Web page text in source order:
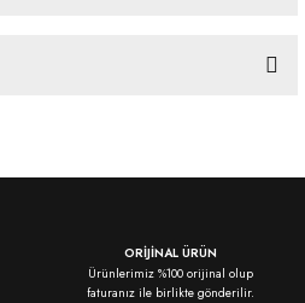
bulunuyor.
ORİJİNAL ÜRÜN
Ürünlerimiz %100 orijinal olup
faturanız ile birlikte gönderilir.